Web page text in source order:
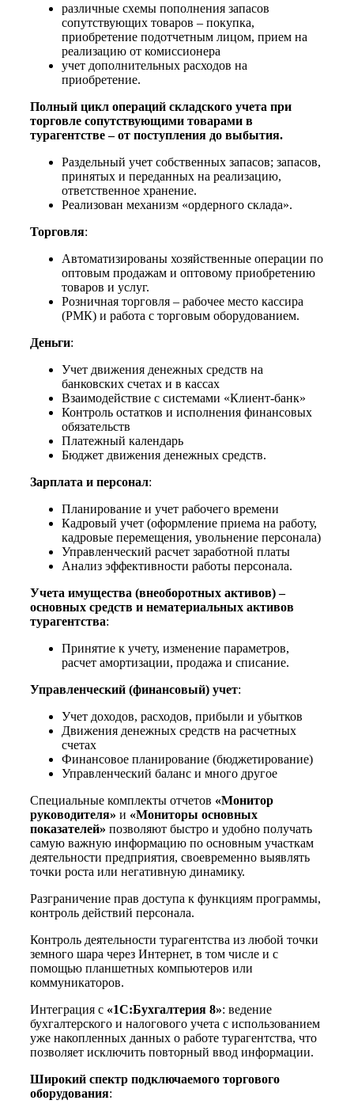
различные схемы пополнения запасов
сопутствующих товаров – покупка,
приобретение подотчетным лицом, прием на
реализацию от комиссионера
учет дополнительных расходов на
приобретение.
Полный цикл операций складского учета при
торговле сопутствующими товарами в
турагентстве – от поступления до выбытия.
Раздельный учет собственных запасов; запасов,
принятых и переданных на реализацию,
ответственное хранение.
Реализован механизм «ордерного склада».
Торговля:
Автоматизированы хозяйственные операции по
оптовым продажам и оптовому приобретению
товаров и услуг.
Розничная торговля – рабочее место кассира
(РМК) и работа с торговым оборудованием.
Деньги:
Учет движения денежных средств на
банковских счетах и в кассах
Взаимодействие с системами «Клиент-банк»
Контроль остатков и исполнения финансовых
обязательств
Платежный календарь
Бюджет движения денежных средств.
Зарплата и персонал:
Планирование и учет рабочего времени
Кадровый учет (оформление приема на работу,
кадровые перемещения, увольнение персонала)
Управленческий расчет заработной платы
Анализ эффективности работы персонала.
Учета имущества (внеоборотных активов) –
основных средств и нематериальных активов
турагентства:
Принятие к учету, изменение параметров,
расчет амортизации, продажа и списание.
Управленческий (финансовый) учет:
Учет доходов, расходов, прибыли и убытков
Движения денежных средств на расчетных
счетах
Финансовое планирование (бюджетирование)
Управленческий баланс и много другое
Специальные комплекты отчетов «Монитор
руководителя» и «Мониторы основных
показателей» позволяют быстро и удобно получать
самую важную информацию по основным участкам
деятельности предприятия, своевременно выявлять
точки роста или негативную динамику.
Разграничение прав доступа к функциям программы,
контроль действий персонала.
Контроль деятельности турагентства из любой точки
земного шара через Интернет, в том числе и с
помощью планшетных компьютеров или
коммуникаторов.
Интеграция с «1С:Бухгалтерия 8»: ведение
бухгалтерского и налогового учета с использованием
уже накопленных данных о работе турагентства, что
позволяет исключить повторный ввод информации.
Широкий спектр подключаемого торгового
оборудования: